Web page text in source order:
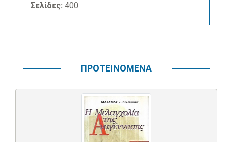
Σελίδες: 400
ΠΡΟΤΕΙΝΟΜΕΝΑ